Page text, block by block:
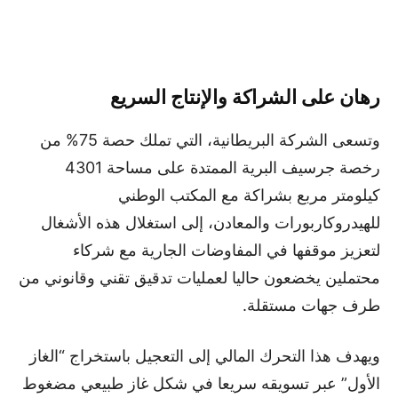
رهان على الشراكة والإنتاج السريع
وتسعى الشركة البريطانية، التي تملك حصة 75% من
رخصة جرسيف البرية الممتدة على مساحة 4301
كيلومتر مربع بشراكة مع المكتب الوطني
للهيدروكاربورات والمعادن، إلى استغلال هذه الأشغال
لتعزيز موقفها في المفاوضات الجارية مع شركاء
محتملين يخضعون حاليا لعمليات تدقيق تقني وقانوني من
طرف جهات مستقلة.
ويهدف هذا التحرك المالي إلى التعجيل باستخراج “الغاز
الأول” عبر تسويقه سريعا في شكل غاز طبيعي مضغوط